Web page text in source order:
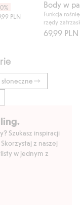
PLN
Funkcja
rzędy
69,99 PLN
Szukasz inspiracji
z naszej
w jednym z